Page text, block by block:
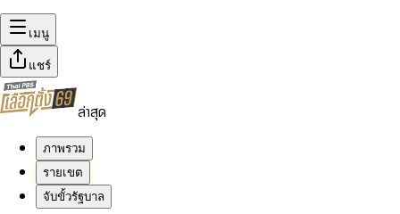
เมนู
แชร์
ล่าสุด
ภาพรวม
รายเขต
จับขั้วรัฐบาล